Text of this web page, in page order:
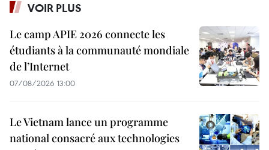
VOIR PLUS
Le camp APIE 2026 connecte les
étudiants à la communauté mondiale
de l’Internet
07/08/2026 13:00
Le Vietnam lance un programme
national consacré aux technologies